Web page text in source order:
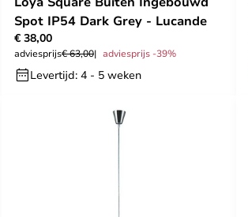
Spot IP54 Dark Grey - Lucande
€ 38,00
adviesprijs€ 63,00 adviesprijs -39%
Levertijd: 4 - 5 weken